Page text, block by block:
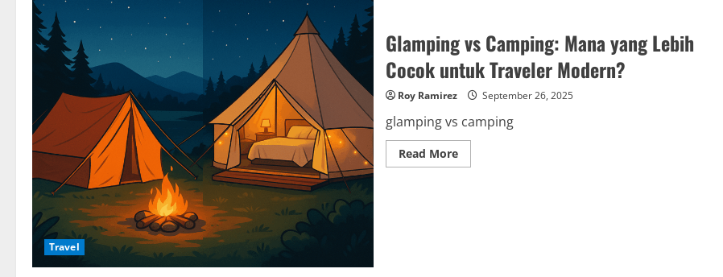
Travel
Glamping vs Camping: Mana yang Lebih
Cocok untuk Traveler Modern?
Roy Ramirez September 26, 2025
glamping vs camping
Read MoreRead
more